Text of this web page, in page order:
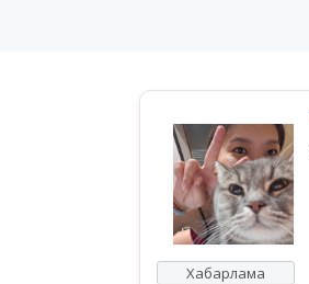
Хабарлама